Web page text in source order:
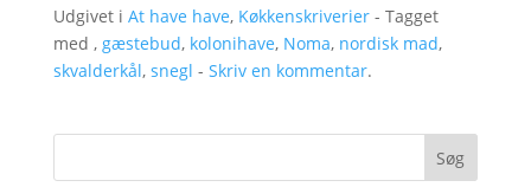
Udgivet i At have have, Køkkenskriverier- Tagget
med , gæstebud, kolonihave, Noma, nordisk mad,
skvalderkål, snegl - Skriv en kommentar.